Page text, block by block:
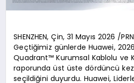
SHENZHEN, Çin, 31 Mayıs 2026 /
Geçtiğimiz günlerde Huawei,
Quadrant™ Kurumsal Kablolu ve
raporunda üst üste dördüncü kez
seçildiğini duyurdu. Huawei,